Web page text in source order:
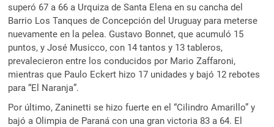
superó 67 a 66 a Urquiza de Santa Elena en su cancha del
Barrio Los Tanques de Concepción del Uruguay para meterse
nuevamente en la pelea. Gustavo Bonnet, que acumuló 15
puntos, y José Musicco, con 14 tantos y 13 tableros,
prevalecieron entre los conducidos por Mario Zaffaroni,
mientras que Paulo Eckert hizo 17 unidades y bajó 12 rebotes
para “El Naranja”.
Por último, Zaninetti se hizo fuerte en el “Cilindro Amarillo” y
bajó a Olimpia de Paraná con una gran victoria 83 a 64. El